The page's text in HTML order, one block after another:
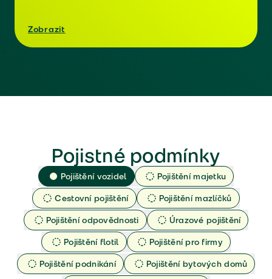
Zobrazit
Pojistné podmínky
Pojištění vozidel
Pojištění majetku
Cestovní pojištění
Pojištění mazlíčků
Pojištění odpovědnosti
Úrazové pojištění
Pojištění flotil
Pojištění pro firmy
Pojištění podnikání
Pojištění bytových domů